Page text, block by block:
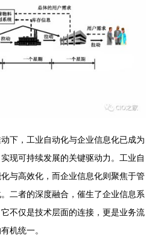
下，工业自动化与企业信息化已成为
现可持续发展的关键驱动力。工业自
与高效化，而企业信息化则聚焦于管
二者的深度融合，催生了企业信息系
不仅是技术层面的连接，更是业务流
机统一。